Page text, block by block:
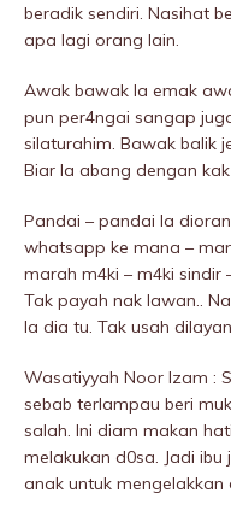
beradik sendiri. Nasihat
apa lagi orang lain.
Awak bawak la emak
pun per4ngai sangap
silaturahim. Bawak balik
Biar la abang dengan
Pandai – pandai la
whatsapp ke mana –
marah m4ki – m4ki sindir
Tak payah nak Iawan..
la dia tu. Tak usah
Wasatiyyah Noor Izam :
sebab terIampau beri
salah. Ini diam makan
melakukan d0sa. Jadi
anak untuk